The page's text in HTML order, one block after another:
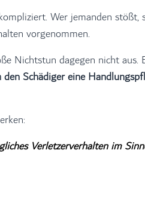
Wer jemanden
vorgenommen.
Nichtstun dagegen nicht
den Schädiger eine
Verletzerverhalten im